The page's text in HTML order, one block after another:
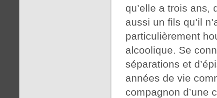
qu’elle a trois ans,
aussi un fils qu’il
particulièrement
alcoolique. Se
séparations et
années de vie
compagnon d’une